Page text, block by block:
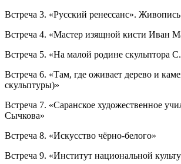
Встреча 3. «Русский ренессанс».
Встреча 4. «Мастер изящной кисти Иван
Встреча 5. «На малой родине скульптора
Встреча 6. «Там, где оживает дерево и
скульптуры)»
Встреча 7. «Саранское художественное
Сычкова»
Встреча 8. «Искусство чёрно-белого»
Встреча 9. «Институт национальной